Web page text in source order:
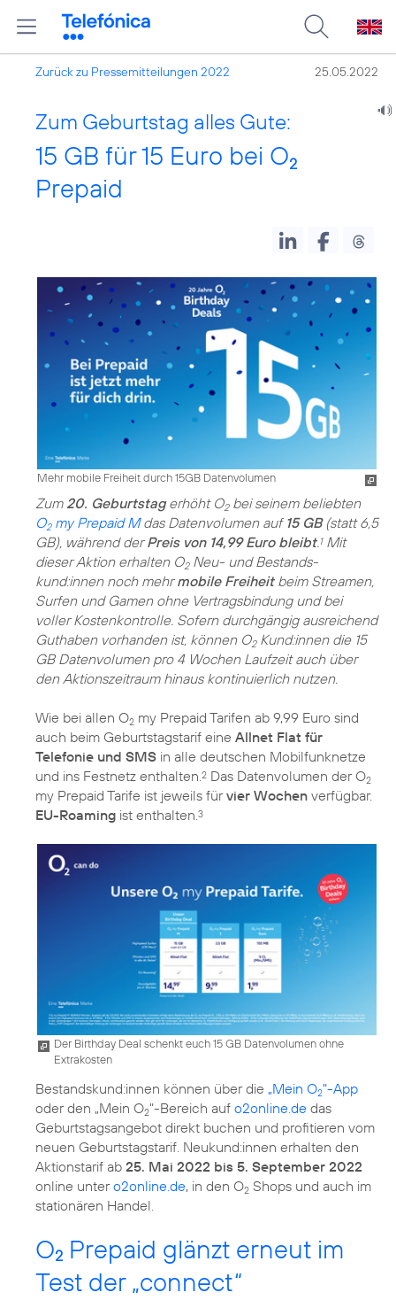
Zurück zu Pressemitteilungen 2022 25.05.2022
Zum Geburtstag alles Gute:
15 GB für 15 Euro bei O2
Prepaid
Mehr mobile Freiheit durch 15GB Datenvolumen
Zum 20. Geburtstagerhöht O2bei seinem beliebten
O2my Prepaid Mdas Datenvolumen auf 15 GB(statt 6,5
GB), während derPreis von 14,99 Euro bleibt. 1Mit
dieser Aktion erhalten O2Neu- und Bestands­
kund:innen noch mehrmobile Freiheitbeim Streamen,
Surfen und Gamen ohne Vertragsbindung und bei
voller Kostenkontrolle. Sofern durchgängig ausreichend
Guthaben vorhanden ist, können O2Kund:innen die 15
GB Datenvolumen pro 4 Wochen Laufzeit auch über
den Aktionszeitraum hinaus kontinuierlich nutzen.
Wie bei allen O2 my Prepaid Tarifen ab 9,99 Euro sind
auch beim Geburtstagstarif eine Allnet Flat für
Telefonie und SMS in alle deutschen Mobilfunknetze
und ins Festnetz enthalten. 2 Das Datenvolumen der O2
my Prepaid Tarife ist jeweils fürvier Wochen verfügbar.
EU-Roaming ist enthalten. 3
Der Birthday Deal schenkt euch 15 GB Datenvolumen ohne
Extrakosten
Bestandskund:innen können über die „Mein O2"-App
oder den „Mein O2"-Bereich auf o2online.de das
Geburtstagsangebot direkt buchen und profitieren vom
neuen Geburtstagstarif. Neukund:innen erhalten den
Aktionstarif ab 25. Mai 2022 bis 5. September 2022
online untero2online.de, in den O2 Shops und auch im
stationären Handel.
O2 Prepaid glänzt erneut im
Test der „connect“